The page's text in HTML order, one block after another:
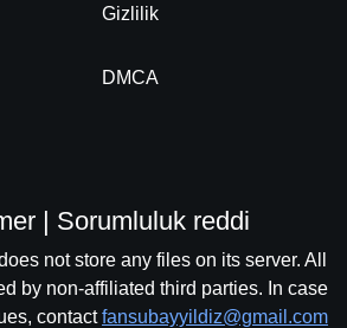
Gizlilik
DMCA
| Sorumluluk reddi
not store any files on its server. All
by non-affiliated third parties. In case
contactfansubayyildiz@gmail.com